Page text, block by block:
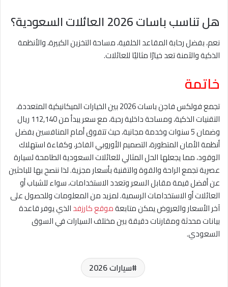
هل تناسب باسات 2026 العائلات السعودية؟
نعم، بفضل رحابة المقاعد الخلفية، مساحة التخزين الكبيرة، والأنظمة
الذكية والآمنة تعد خيارًا مثاليًا للعائلات.
خاتمة
تجمع فولكس فاجن باسات 2026 بين الخيارات الميكانيكية المتعددة،
التقنيات الذكية، ومساحة داخلية رحبة، مع سعر يبدأ من 112,140 ريال
وضمان 5 سنوات وخدمة مجانية، حيث تتفوق أمام المنافسين بفضل
أنظمة الأمان المتطورة، التصميم الأوروبي الفاخر، وكفاءة استهلاك
الوقود، مما يجعلها الحل المثالي للعائلات السعودية الطامحة لسيارة
عصرية تجمع الراحة والقوة والتقنية بأسعار مجزية. لذا ننصح بها للباحثين
عن أفضل قيمة مقابل السعر وتعدد الاستخدامات، سواء للشباب أو
العائلات أو الاستخدامات الرسمية. لمزيد من المعلومات وللحصول على
آخر الأسعار والعروض يمكن متابعةموقع كارزفدالذي يوفر قاعدة
بيانات محدثة ومقارنات دقيقة بين مختلف السيارات في السوق
السعودي.
سيارات 2026